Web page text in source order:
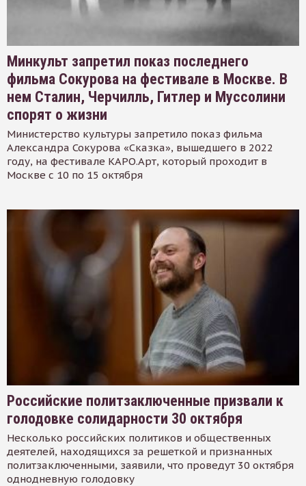
Минкульт запретил показ последнего
фильма Сокурова на фестивале в Москве. В
нем Сталин, Черчилль, Гитлер и Муссолини
спорят о жизни
Министерство культуры запретило показ фильма
Александра Сокурова «Сказка», вышедшего в 2022
году, на фестивале КАРО.Арт, который проходит в
Москве с 10 по 15 октября
Российские политзаключенные призвали к
голодовке солидарности 30 октября
Несколько российских политиков и общественных
деятелей, находящихся за решеткой и признанных
политзаключенными, заявили, что проведут 30 октября
однодневную голодовку